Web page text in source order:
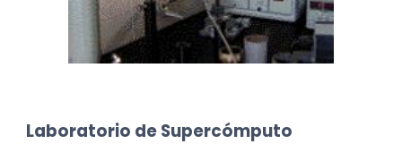
Laboratorio de Supercómputo